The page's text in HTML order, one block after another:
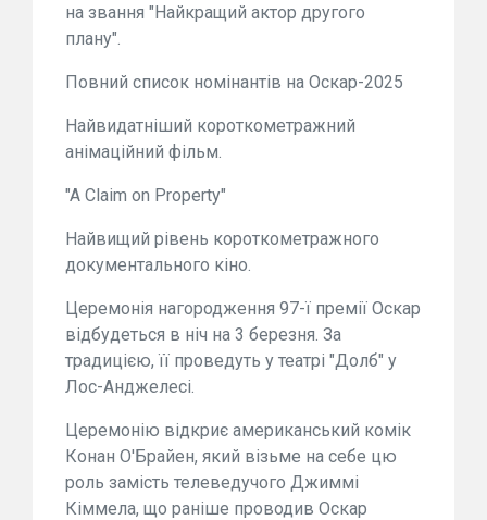
на звання "Найкращий актор другого
плану".
Повний список номінантів на Оскар-2025
Найвидатніший короткометражний
анімаційний фільм.
"A Claim on Property"
Найвищий рівень короткометражного
документального кіно.
Церемонія нагородження 97-ї премії Оскар
відбудеться в ніч на 3 березня. За
традицією, її проведуть у театрі "Долб" у
Лос-Анджелесі.
Церемонію відкриє американський комік
Конан О'Брайен, який візьме на себе цю
роль замість телеведучого Джиммі
Кіммела, що раніше проводив Оскар